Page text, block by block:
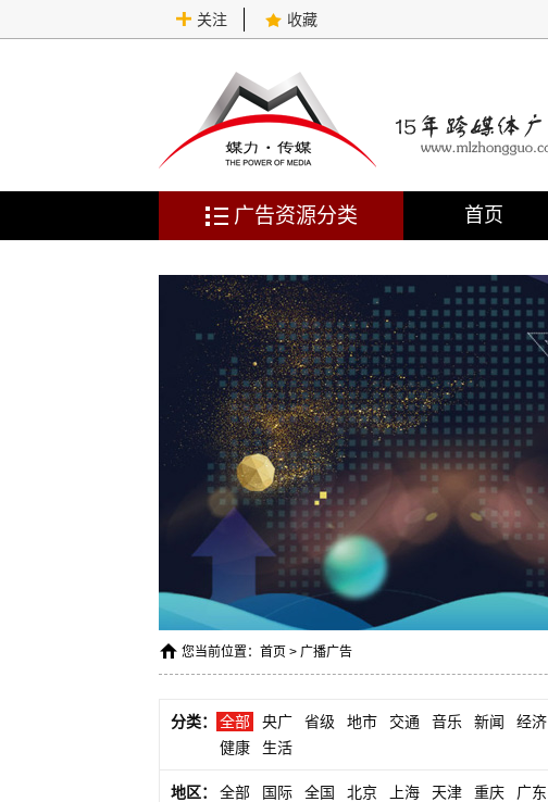
关注 收藏
广告资源分类 首页
您当前位置： 首页 > 广播广告
分类： 全部 央广 省级 地市 交通 音乐 新闻 经济
健康
生活
地区： 全部 国际 全国 北京 上海 天津 重庆 广东